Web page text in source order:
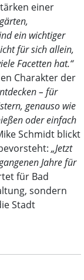
einer
ein wichtiger
für sich allein,
Facetten hat.“
Charakter der
– für
genauso wie
oder einfach
Schmidt blickt
„Jetzt
Jahre für
für Bad
sondern
Stadt